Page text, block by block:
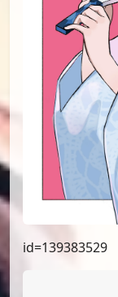
id=139383529